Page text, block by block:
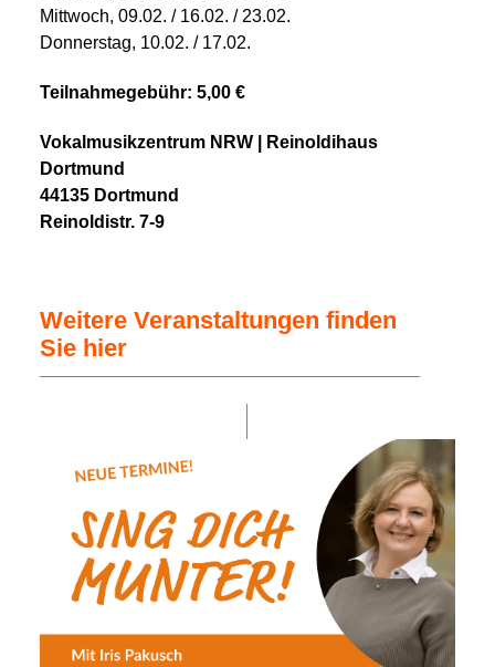
Mittwoch, 09.02. / 16.02. / 23.02.
Donnerstag, 10.02. / 17.02.
Teilnahmegebühr: 5,00 €
Vokalmusikzentrum NRW | Reinoldihaus
Dortmund
44135 Dortmund
Reinoldistr. 7-9
Weitere Veranstaltungen finden
Sie hier